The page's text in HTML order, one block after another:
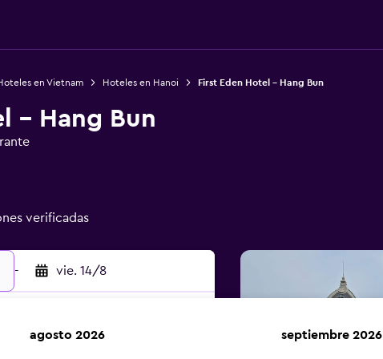
en Vietnam Hoteles en Hanoi First Eden Hotel - Hang Bun
- Hang Bun
verificadas
- vie. 14/8
agosto 2026 septiembre 2026